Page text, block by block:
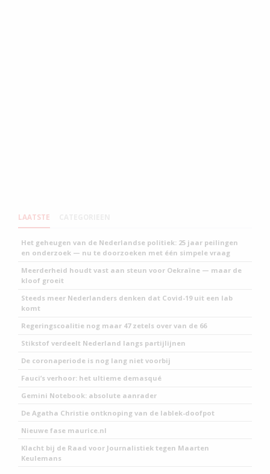
LAATSTE
Het geheugen van de Nederlandse politiek: 25 jaar peilingen
en onderzoek — nu te doorzoeken met één simpele vraag
Meerderheid houdt vast aan steun voor Oekraïne — maar de
kloof groeit
Steeds meer Nederlanders denken dat Covid-19 uit een lab
komt
Regeringscoalitie nog maar 47 zetels over van de 66
Stikstof verdeelt Nederland langs partijlijnen
De coronaperiode is nog lang niet voorbij
Fauci’s verhoor: het ultieme demasqué
Gemini Notebook: absolute aanrader
De Agatha Christie ontknoping van de lablek-doofpot
Nieuwe fase maurice.nl
Klacht bij de Raad voor Journalistiek tegen Maarten
Keulemans